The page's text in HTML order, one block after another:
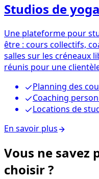
Studios de
Une plateforme pour
être : cours collectifs,
salles sur les créneaux
réunis pour une
Planning des
Coaching
Locations de
En savoir plus
Vous ne savez
choisir ?